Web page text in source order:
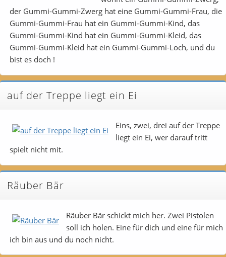
der Gummi-Gummi-Zwerg hat eine Gummi-Gummi-Frau, die
Gummi-Gummi-Frau hat ein Gummi-Gummi-Kind, das
Gummi-Gummi-Kind hat ein Gummi-Gummi-Kleid, das
Gummi-Gummi-Kleid hat ein Gummi-Gummi-Loch, und du
bist es doch !
auf der Treppe liegt ein Ei
Eins, zwei, drei auf der Treppe
liegt ein Ei, wer darauf tritt
spielt nicht mit.
Räuber Bär
Räuber Bär schickt mich her. Zwei Pistolen
soll ich holen. Eine für dich und eine für mich
ich bin aus und du noch nicht.